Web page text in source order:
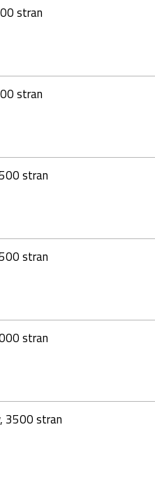
stran
stran
stran
stran
stran
3500 stran